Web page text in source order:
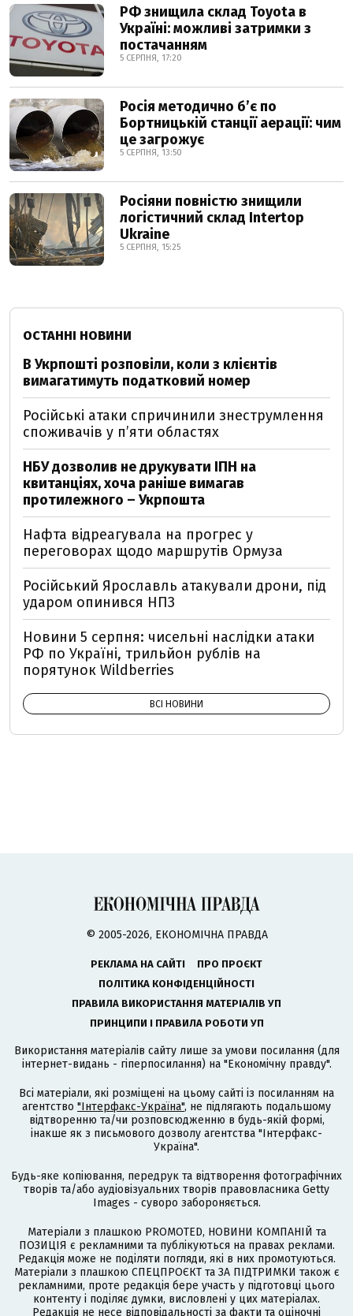
РФ знищила склад Toyota в
Україні: можливі затримки з
постачанням
5 СЕРПНЯ, 17:20
Росія методично б’є по
Бортницькій станції аерації: чим
це загрожує
5 СЕРПНЯ, 13:50
Росіяни повністю знищили
логістичний склад Intertop
Ukraine
5 СЕРПНЯ, 15:25
ОСТАННІ НОВИНИ
В Укрпошті розповіли, коли з клієнтів
вимагатимуть податковий номер
Російські атаки спричинили знеструмлення
споживачів у п’яти областях
НБУ дозволив не друкувати ІПН на
квитанціях, хоча раніше вимагав
протилежного – Укрпошта
Нафта відреагувала на прогрес у
переговорах щодо маршрутів Ормуза
Російський Ярославль атакували дрони, під
ударом опинився НПЗ
Новини 5 серпня: чисельні наслідки атаки
РФ по Україні, трильйон рублів на
порятунок Wildberries
ВСІ НОВИНИ
© 2005-2026, ЕКОНОМІЧНА ПРАВДА
РЕКЛАМА НА САЙТІ
ПРО ПРОЄКТ
ПОЛІТИКА КОНФІДЕНЦІЙНОСТІ
ПРАВИЛА ВИКОРИСТАННЯ МАТЕРІАЛІВ УП
ПРИНЦИПИ І ПРАВИЛА РОБОТИ УП
Використання матеріалів сайту лише за умови посилання (для
інтернет-видань - гіперпосилання) на "Економічну правду".
Всі матеріали, які розміщені на цьому сайті із посиланням на
агентство "Інтерфакс-Україна", не підлягають подальшому
відтворенню та/чи розповсюдженню в будь-якій формі,
інакше як з письмового дозволу агентства "Інтерфакс-
Україна".
Будь-яке копіювання, передрук та відтворення фотографічних
творів та/або аудіовізуальних творів правовласника Getty
Images - суворо забороняється.
Матеріали з плашкою PROMOTED, НОВИНИ КОМПАНІЙ та
ПОЗИЦІЯ є рекламними та публікуються на правах реклами.
Редакція може не поділяти погляди, які в них промотуються.
Матеріали з плашкою СПЕЦПРОЄКТ та ЗА ПІДТРИМКИ також є
рекламними, проте редакція бере участь у підготовці цього
контенту і поділяє думки, висловлені у цих матеріалах.
Редакція не несе відповідальності за факти та оціночні